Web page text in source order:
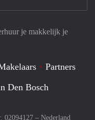
je makkelijk je
Partners
Den Bosch
02094127 – Nederland